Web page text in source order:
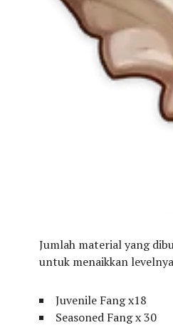
Jumlah material yang
untuk menaikkan
Juvenile Fang x18
Seasoned Fang x 30